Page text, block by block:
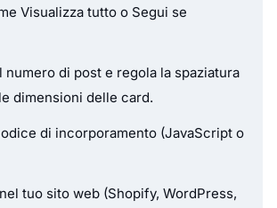
Visualizza tutto o Segui se
numero di post e regola la spaziatura
dimensioni delle card.
di incorporamento (JavaScript o
tuo sito web (Shopify, WordPress,